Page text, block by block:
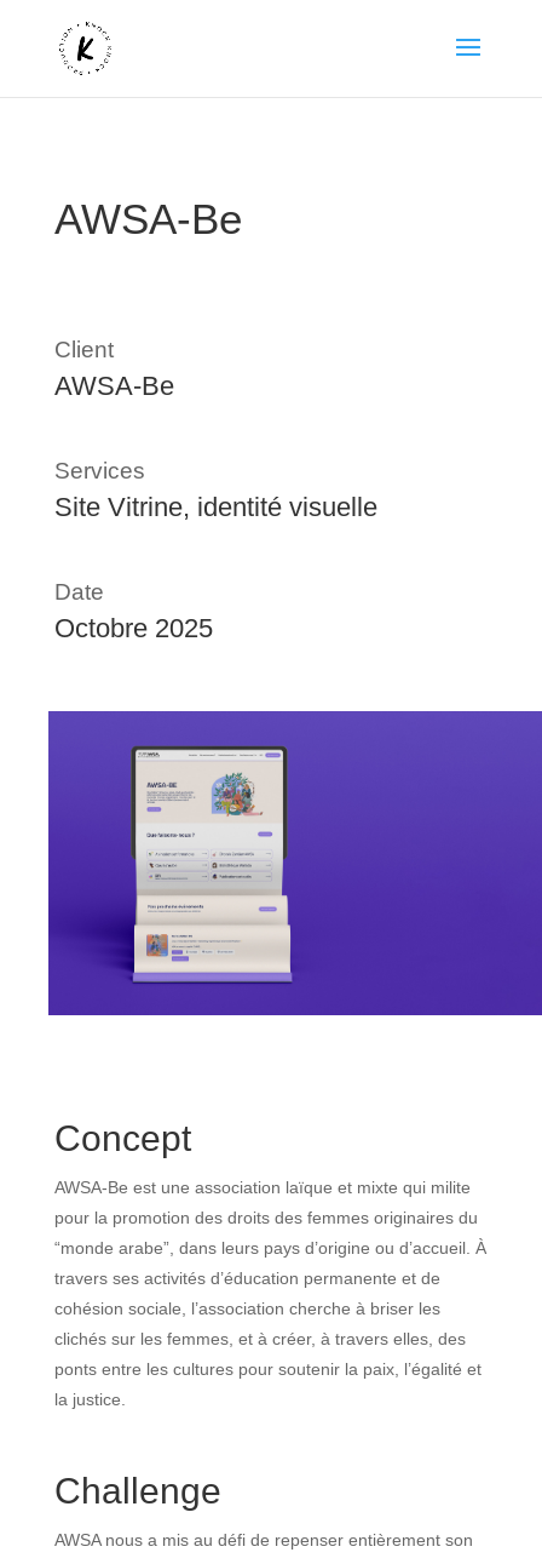
AWSA-Be
Client
AWSA-Be
Services
Site Vitrine, identité visuelle
Date
Octobre 2025
Concept
AWSA-Be est une association laïque et mixte qui milite
pour la promotion des droits des femmes originaires du
“monde arabe”, dans leurs pays d’origine ou d’accueil. À
travers ses activités d’éducation permanente et de
cohésion sociale, l’association cherche à briser les
clichés sur les femmes, et à créer, à travers elles, des
ponts entre les cultures pour soutenir la paix, l’égalité et
la justice.
Challenge
AWSA nous a mis au défi de repenser entièrement son